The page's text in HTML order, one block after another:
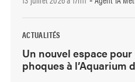
ACTUALITÉS
Un nouvel espace
phoques à l’Aquarium